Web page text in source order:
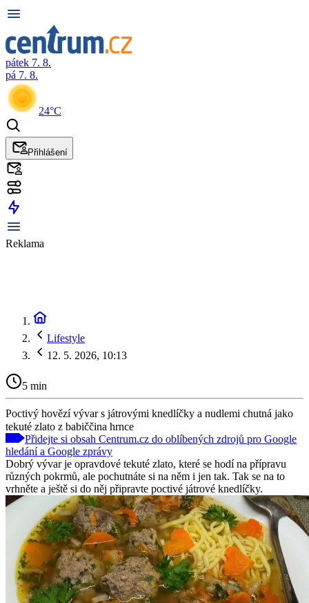
pátek 7. 8.
pá 7. 8.
24°C
Přihlášení
Reklama
Lifestyle
12. 5. 2026, 10:13
5 min
Poctivý hovězí vývar s játrovými knedlíčky a nudlemi chutná jako
tekuté zlato z babiččina hrnce
Přidejte si obsah Centrum.cz do oblíbených zdrojů pro Google
hledání a Google zprávy
Dobrý vývar je opravdové tekuté zlato, které se hodí na přípravu
různých pokrmů, ale pochutnáte si na něm i jen tak. Tak se na to
vrhněte a ještě si do něj připravte poctivé játrové knedlíčky.